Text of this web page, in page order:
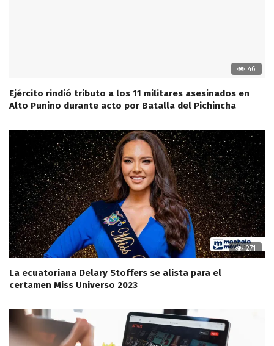
46
Ejército rindió tributo a los 11 militares asesinados en
Alto Punino durante acto por Batalla del Pichincha
271
La ecuatoriana Delary Stoffers se alista para el
certamen Miss Universo 2023